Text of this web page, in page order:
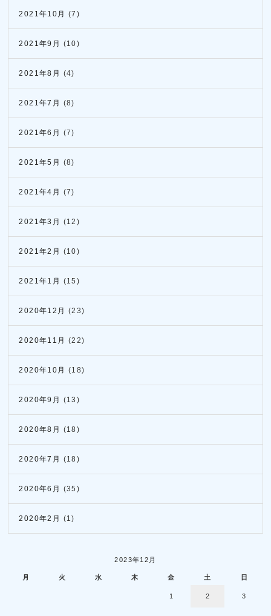
2021年10月 (7)
2021年9月 (10)
2021年8月 (4)
2021年7月 (8)
2021年6月 (7)
2021年5月 (8)
2021年4月 (7)
2021年3月 (12)
2021年2月 (10)
2021年1月 (15)
2020年12月 (23)
2020年11月 (22)
2020年10月 (18)
2020年9月 (13)
2020年8月 (18)
2020年7月 (18)
2020年6月 (35)
2020年2月 (1)
2023年12月
月 火 水 木 金 土 日
1 2 3